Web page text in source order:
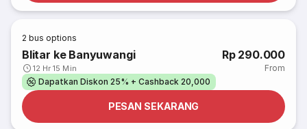
2 bus options
Blitar ke Banyuwangi
12 Hr 15 Min
Rp 290.000
From
Dapatkan Diskon 25% + Cashback 20,000
PESAN SEKARANG